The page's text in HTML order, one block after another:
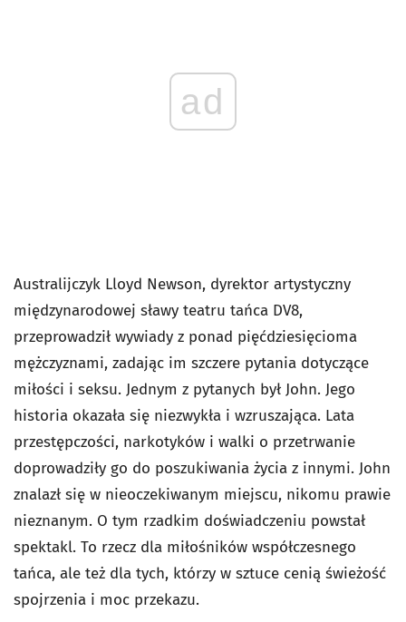
ad
Australijczyk Lloyd Newson, dyrektor artystyczny
międzynarodowej sławy teatru tańca DV8,
przeprowadził wywiady z ponad pięćdziesięcioma
mężczyznami, zadając im szczere pytania dotyczące
miłości i seksu. Jednym z pytanych był John. Jego
historia okazała się niezwykła i wzruszająca. Lata
przestępczości, narkotyków i walki o przetrwanie
doprowadziły go do poszukiwania życia z innymi. John
znalazł się w nieoczekiwanym miejscu, nikomu prawie
nieznanym. O tym rzadkim doświadczeniu powstał
spektakl. To rzecz dla miłośników współczesnego
tańca, ale też dla tych, którzy w sztuce cenią świeżość
spojrzenia i moc przekazu.